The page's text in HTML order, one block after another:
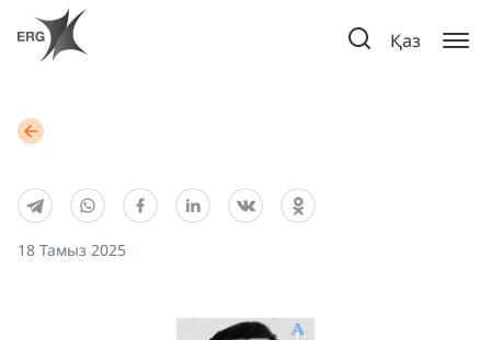
Қаз
18 Тамыз 2025